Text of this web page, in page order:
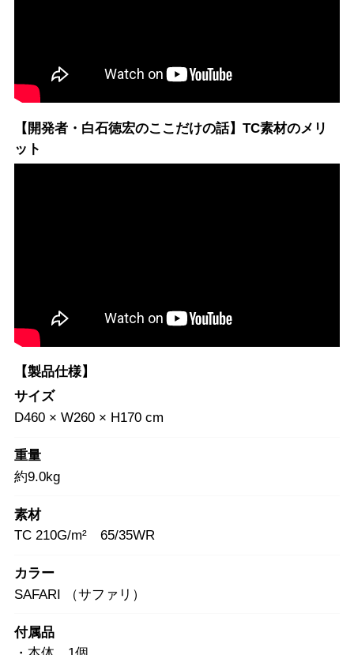
【開発者・白石徳宏のここだけの話】TC素材のメリ
ット
【製品仕様】
サイズ
D460 × W260 × H170 cm
重量
約9.0kg
素材
TC 210G/m² 65/35WR
カラー
SAFARI （サファリ）
付属品